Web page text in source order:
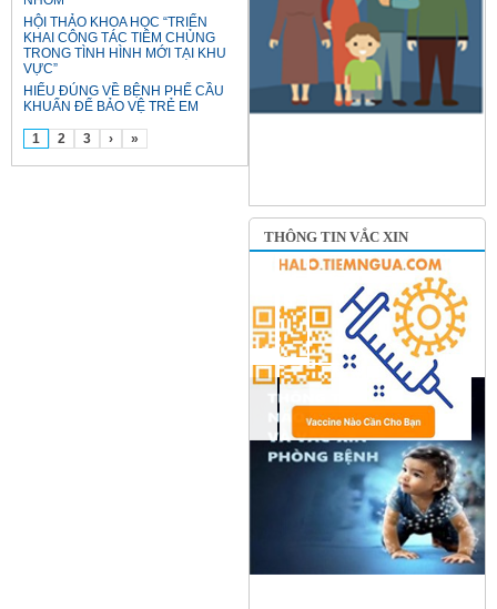
HỘI THẢO KHOA HỌC “TRIỂN
KHAI CÔNG TÁC TIÊM CHỦNG
TRONG TÌNH HÌNH MỚI TẠI KHU
VỰC”
HIỂU ĐÚNG VỀ BỆNH PHẾ CẦU
KHUẨN ĐỂ BẢO VỆ TRẺ EM
1 2 3 › »
THÔNG TIN VẮC XIN